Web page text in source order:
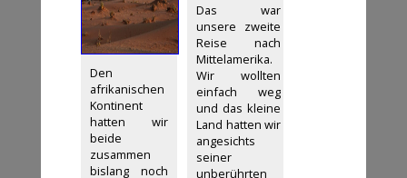
Den
afrikanischen
Kontinent
hatten wir
beide
zusammen
bislang noch
Das war
unsere zweite
Reise nach
Mittelamerika.
Wir wollten
einfach weg
und das kleine
Land hatten wir
angesichts
seiner
unberührten